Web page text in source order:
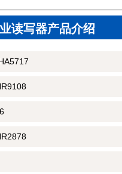
读写器产品介绍